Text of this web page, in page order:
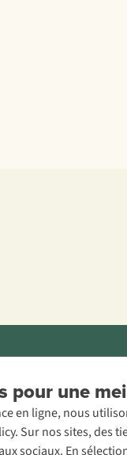
pour une
en ligne, nous
Sur nos sites, des
sociaux. En